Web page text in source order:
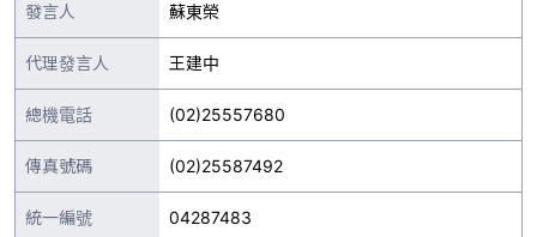
發言人 蘇東榮
代理發言人 王建中
總機電話 (02)25557680
傳真號碼 (02)25587492
統一編號 04287483